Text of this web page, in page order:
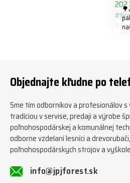
Objednajte kľudne po
Sme tím odborníkov a profesionálov
tradíciou v servise, predaji a výrobe
poľnohospodárskej a komunálnej
odborne vzdelaní lesníci a
poľnohospodárskych strojov a
info@jpjforest.sk